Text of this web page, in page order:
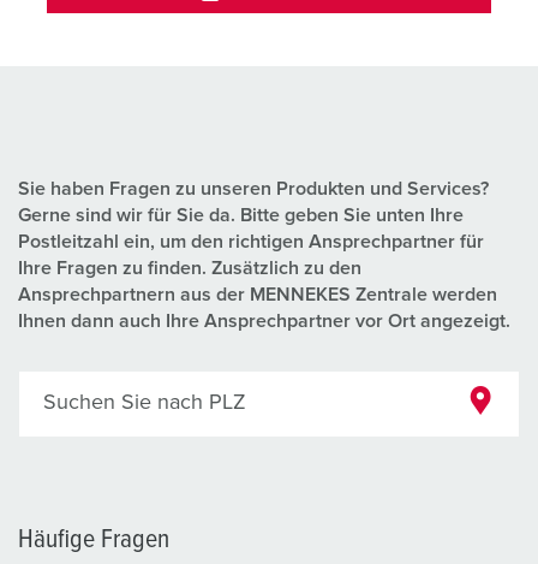
Sie haben Fragen zu unseren Produkten und Services?
Gerne sind wir für Sie da. Bitte geben Sie unten Ihre
Postleitzahl ein, um den richtigen Ansprechpartner für
Ihre Fragen zu finden. Zusätzlich zu den
Ansprechpartnern aus der MENNEKES Zentrale werden
Ihnen dann auch Ihre Ansprechpartner vor Ort angezeigt.
Suchen Sie nach PLZ
Häufige Fragen